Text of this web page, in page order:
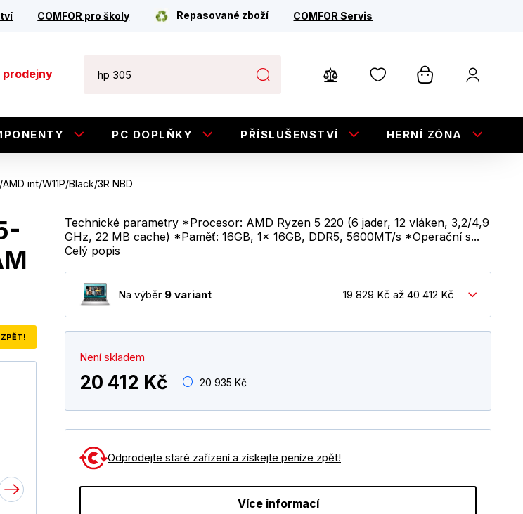
COMFOR pro školy Repasované zboží COMFOR Servis
prodejny
PC DOPLŇKY PŘÍSLUŠENSTVÍ HERNÍ ZÓNA
int/W11P/Black/3R NBD
Technické parametry *Procesor: AMD Ryzen 5 220 (6 jader, 12 vláken, 3,2/4,9
GHz, 22 MB cache) *Paměť: 16GB, 1x 16GB, DDR5, 5600MT/s *Operační s...
Celý popis
Na výběr 9 variant 19 829 Kč až 40 412 Kč
Není skladem
20 412 Kč 20 935 Kč
Odprodejte staré zařízení a získejte peníze zpět!
Více informací